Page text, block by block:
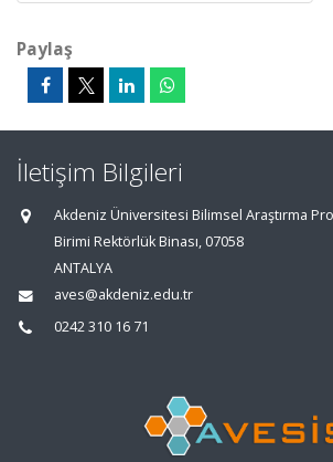
Paylaş
İletişim Bilgileri
Akdeniz Üniversitesi Bilimsel Araştırma
Birimi Rektörlük Binası, 07058
ANTALYA
aves@akdeniz.edu.tr
0242 310 16 71